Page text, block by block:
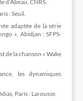
d’Abeau, CNRS.
: Seuil.
adaptée de la série
», Abidjan : SFPS-
de la chanson « Wake
les dynamiques
Paris : Larousse.